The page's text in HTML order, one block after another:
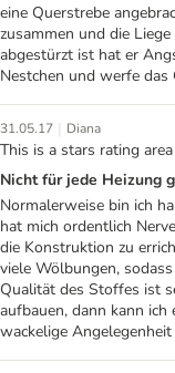
eine Querstrebe
zusammen und die
abgestürzt ist hat er
Nestchen und werfe das
31.05.17 | Diana
This is a stars rating
Nicht für jede Heizung
Normalerweise bin ich
hat mich ordentlich
die Konstruktion zu
viele Wölbungen,
Qualität des Stoffes ist
aufbauen, dann kann ich
wackelige